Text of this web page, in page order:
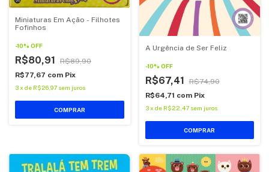
Miniaturas Em Ação - Filhotes
Fofinhos
-10% OFF
R$80,91
R$89,90
R$77,67 com Pix
3x de R$26,97 sem juros
COMPRAR
A Urgência de Ser Feliz
-10% OFF
R$67,41
R$74,90
R$64,71 com Pix
3 x de R$22,47 sem juros
COMPRAR